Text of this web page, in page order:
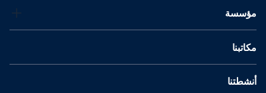
مؤسسة
مكاتبنا
أنشطتنا